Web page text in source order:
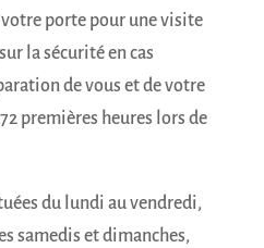
porte pour une visite
la sécurité en cas
de vous et de votre
premières heures lors de
du lundi au vendredi,
samedis et dimanches,